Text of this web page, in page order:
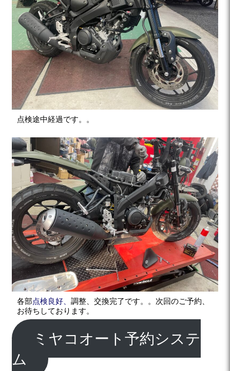
点検途中経過です。。
各部点検良好、調整、交換完了です。。次回のご予約、
お待ちしております。
ミヤコオート予約システ
ム